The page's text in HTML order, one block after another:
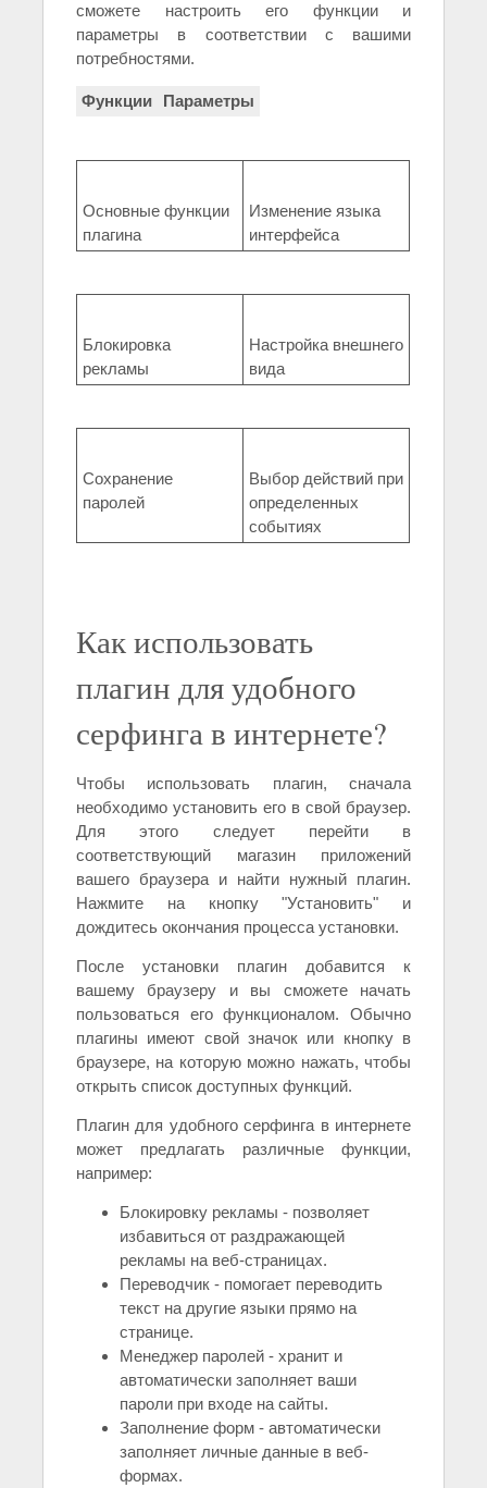
сможете настроить его функции и
параметры в соответствии с вашими
потребностями.
Функции Параметры
Основные функции
плагина
Изменение языка
интерфейса
Блокировка
рекламы
Настройка внешнего
вида
Сохранение
паролей
Выбор действий при
определенных
событиях
Как использовать
плагин для удобного
серфинга в интернете?
Чтобы использовать плагин, сначала
необходимо установить его в свой браузер.
Для этого следует перейти в
соответствующий магазин приложений
вашего браузера и найти нужный плагин.
Нажмите на кнопку "Установить" и
дождитесь окончания процесса установки.
После установки плагин добавится к
вашему браузеру и вы сможете начать
пользоваться его функционалом. Обычно
плагины имеют свой значок или кнопку в
браузере, на которую можно нажать, чтобы
открыть список доступных функций.
Плагин для удобного серфинга в интернете
может предлагать различные функции,
например:
Блокировку рекламы - позволяет
избавиться от раздражающей
рекламы на веб-страницах.
Переводчик - помогает переводить
текст на другие языки прямо на
странице.
Менеджер паролей - хранит и
автоматически заполняет ваши
пароли при входе на сайты.
Заполнение форм - автоматически
заполняет личные данные в веб-
формах.